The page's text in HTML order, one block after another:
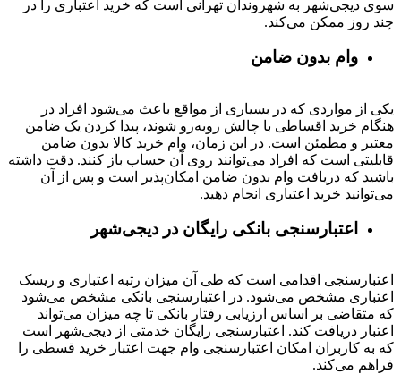
سوی دیجی‌شهر به شهروندان تهرانی است که خرید اعتباری را در
چند روز ممکن می‌کند.
وام بدون ضامن
یکی از مواردی که در بسیاری از مواقع باعث می‌شود افراد در
هنگام خرید اقساطی با چالش روبه‌رو شوند، پیدا کردن یک ضامن
معتبر و مطمئن است. در این زمان، وام خرید کالا بدون ضامن
قابلیتی است که افراد می‌توانند روی آن حساب باز کنند. دقت داشته
باشید که دریافت وام بدون ضامن امکان‌پذیر است و پس از آن
می‌توانید خرید اعتباری انجام دهید.
اعتبارسنجی بانکی رایگان در دیجی‌شهر
اعتبارسنجی اقدامی است که طی آن میزان رتبه اعتباری و ریسک
اعتباری مشخص می‌شود. در اعتبارسنجی بانکی مشخص می‌شود
که متقاضی بر اساس ارزیابی رفتار بانکی تا چه میزان می‌تواند
اعتبار دریافت کند. اعتبارسنجی رایگان خدمتی از دیجی‌شهر است
که به کاربران امکان اعتبارسنجی وام جهت اعتبار خرید قسطی را
فراهم می‌کند.